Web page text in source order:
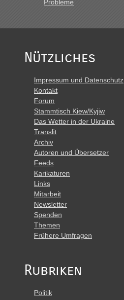
Probleme
Nützliches
Impressum und Datenschutz
Kontakt
Forum
Stammtisch Kiew/Kyjiw
Das Wetter in der Ukraine
Translit
Archiv
Autoren und Übersetzer
Feeds
Karikaturen
Links
Mitarbeit
Newsletter
Spenden
Themen
Frühere Umfragen
Rubriken
Politik